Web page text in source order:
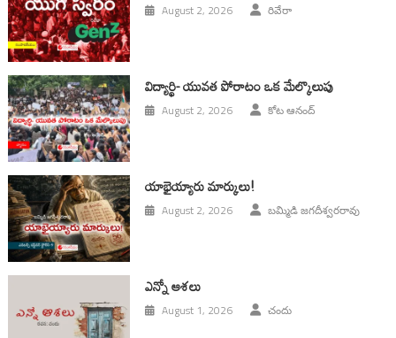
August 2, 2026 రివేరా
విద్యార్థి- యువత పోరాటం ఒక మేల్కొలుపు
August 2, 2026 కోట ఆనంద్
యాభైయ్యారు మార్కులు!
August 2, 2026 బమ్మిడి జగదీశ్వరరావు
ఎన్నో ఆశలు
August 1, 2026 చందు